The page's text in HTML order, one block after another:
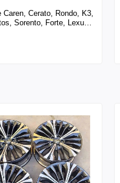
Caren, Cerato, Rondo, K3,
Sorento, Forte, Lexus
Thái Lan 17 inch